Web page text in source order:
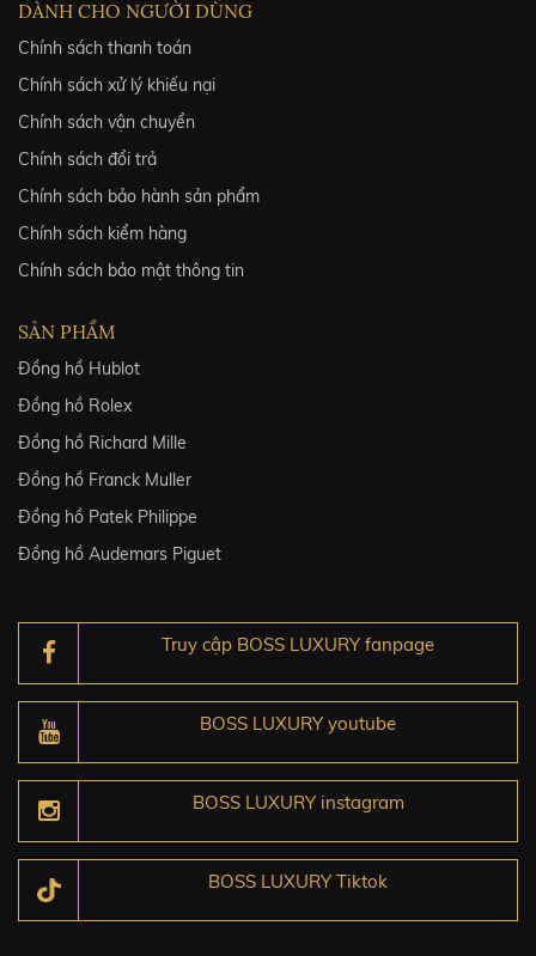
DÀNH CHO NGƯỜI DÙNG
Chính sách thanh toán
Chính sách xử lý khiếu nại
Chính sách vận chuyển
Chính sách đổi trả
Chính sách bảo hành sản phẩm
Chính sách kiểm hàng
Chính sách bảo mật thông tin
SẢN PHẨM
Đồng hồ Hublot
Đồng hồ Rolex
Đồng hồ Richard Mille
Đồng hồ Franck Muller
Đồng hồ Patek Philippe
Đồng hồ Audemars Piguet
Truy cập BOSS LUXURY fanpage
BOSS LUXURY youtube
BOSS LUXURY instagram
BOSS LUXURY Tiktok